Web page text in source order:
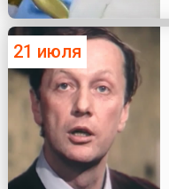
21 июля